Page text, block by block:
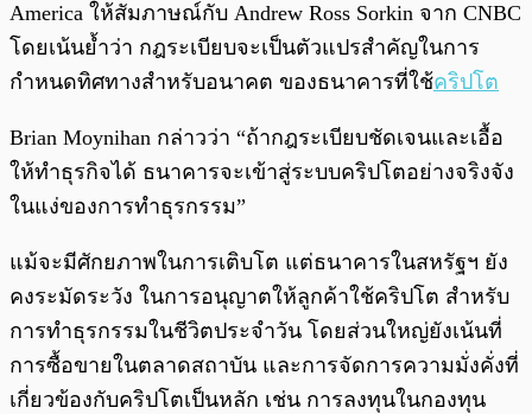
America ให้สัมภาษณ์กับ Andrew Ross Sorkin จาก CNBC
โดยเน้นย้ำว่า กฎระเบียบจะเป็นตัวแปรสำคัญในการ
กำหนดทิศทางสำหรับอนาคต ของธนาคารที่ใช้คริปโต
Brian Moynihan กล่าวว่า “ถ้ากฎระเบียบชัดเจนและเอื้อ
ให้ทำธุรกิจได้ ธนาคารจะเข้าสู่ระบบคริปโตอย่างจริงจัง
ในแง่ของการทำธุรกรรม”
แม้จะมีศักยภาพในการเติบโต แต่ธนาคารในสหรัฐฯ ยัง
คงระมัดระวัง ในการอนุญาตให้ลูกค้าใช้คริปโต สำหรับ
การทำธุรกรรมในชีวิตประจำวัน โดยส่วนใหญ่ยังเน้นที่
การซื้อขายในตลาดสถาบัน และการจัดการความมั่งคั่งที่
เกี่ยวข้องกับคริปโตเป็นหลัก เช่น การลงทุนในกองทุน